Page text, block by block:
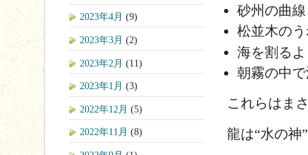
砂州の曲線
松並木の
海を割る
朝霧の中
これらはま
龍は“水の神
2023年4月 (9)
2023年3月 (2)
2023年2月 (11)
2023年1月 (3)
2022年12月 (5)
2022年11月 (8)